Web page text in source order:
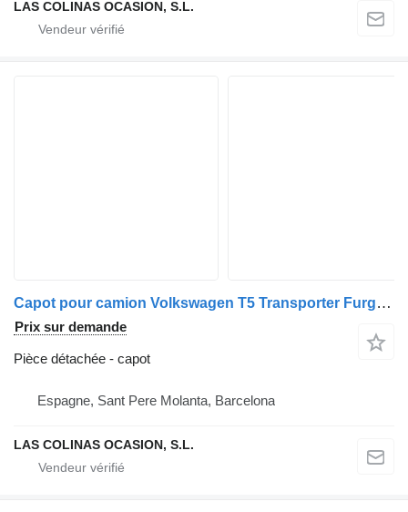
LAS COLINAS OCASION, S.L.
Capot pour camion Volkswagen T5 Transporter Furgón/Combi (7H)(04.2003->)
Prix sur demande
Pièce détachée - capot
Espagne, Sant Pere Molanta, Barcelona
LAS COLINAS OCASION, S.L.